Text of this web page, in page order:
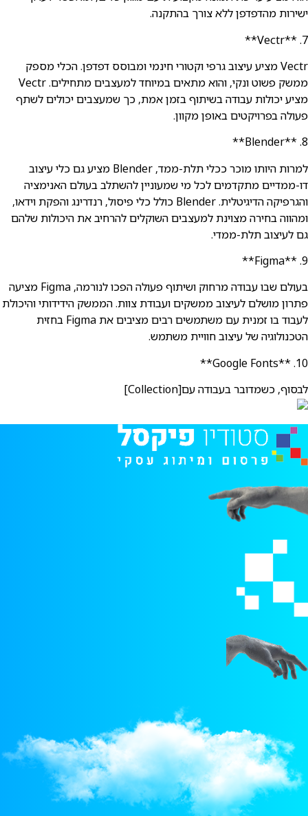
ישירות מהדפדפן ללא צורך בהתקנה.
7. **Vectr**
Vectr מציע עיצוב גרפי וקטורי חינמי ומבוסס דפדפן. הכלי מספק
ממשק פשוט ונקי, והוא מתאים במיוחד למעצבים מתחילים. Vectr
מציע יכולות עבודה בשיתוף בזמן אמת, כך שמעצבים יכולים לשתף
פעולה בפרויקטים באופן מקוון.
8. **Blender**
למרות היותו מוכר ככלי תלת-ממד, Blender מציע גם כלי עיצוב
דו-ממדיים מתקדמים לכל מי שמעוניין להשתלב בעולם האנימציה
והגרפיקה הדיגיטלית. Blender כולל כלי פיסול, רנדרינג והפקת וידאו,
ומהווה בחירה מצוינת למעצבים השוקלים להרחיב את היכולות שלהם
גם לעיצוב תלת-ממדי.
9. **Figma**
בעולם שבו עבודה מרחוק ושיתוף פעולה הפכו לנורמה, Figma מציעה
פתרון מושלם לעיצוב ממשקים ועבודת צוות. הממשק הידידותי והיכולת
לעבוד בו זמנית עם משתמשים רבים מציבים את Figma בחזית
הטכנולוגיה של עיצוב חוויית משתמש.
10. **Google Fonts**
לבסוף, כשמדובר בעבודה עם[Collection]